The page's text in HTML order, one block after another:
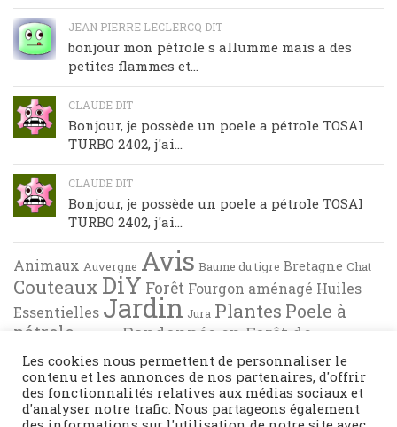
JEAN PIERRE LECLERCQ DIT
bonjour mon pétrole s allumme mais a des
petites flammes et...
CLAUDE DIT
Bonjour, je possède un poele a pétrole TOSAI
TURBO 2402, j'ai...
CLAUDE DIT
Bonjour, je possède un poele a pétrole TOSAI
TURBO 2402, j'ai...
Animaux Auvergne Avis Baume du tigre Bretagne Chat
Couteaux DiY Forêt Fourgon aménagé Huiles
Essentielles Jardin Jura Plantes Poele à
pétrole
Randonnée en Forêt de
Brocéliande Recette de cuisine Tests
Les cookies nous permettent de personnaliser le
contenu et les annonces de nos partenaires, d'offrir
des fonctionnalités relatives aux médias sociaux et
d'analyser notre trafic. Nous partageons également